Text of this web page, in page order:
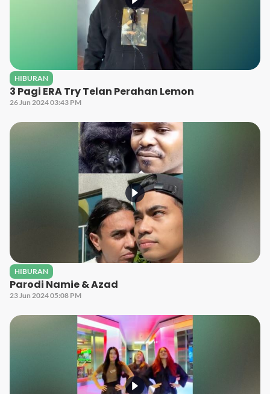
HIBURAN
3 Pagi ERA Try Telan Perahan Lemon
26 Jun 2024 03:43 PM
HIBURAN
Parodi Namie & Azad
23 Jun 2024 05:08 PM